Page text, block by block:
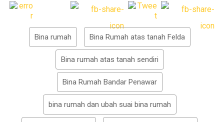
Bina rumah Bina Rumah atas tanah Felda
Bina rumah atas tanah sendiri
Bina Rumah Bandar Penawar
bina rumah dan ubah suai bina rumah